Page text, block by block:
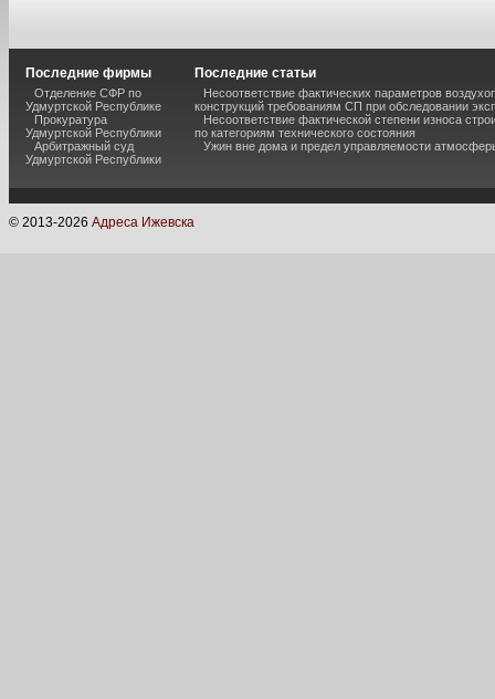
Последние фирмы
Отделение СФР по
Удмуртской Республике
Прокуратура
Удмуртской Республики
Арбитражный суд
Удмуртской Республики
Последние статьи
Несоответствие фактических параметров
конструкций требованиям СП при обследовании
Несоответствие фактической степени износа
по категориям технического состояния
Ужин вне дома и предел управляемости
© 2013-2026 Адреса Ижевска